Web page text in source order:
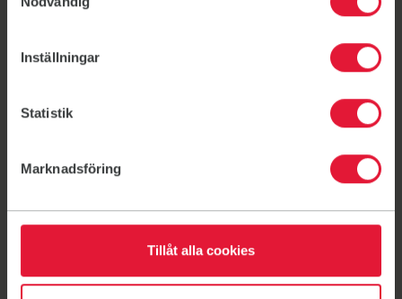
Inställningar
Statistik
Marknadsföring
Tillåt alla cookies
Länk till: Priser
Här kan du också träna